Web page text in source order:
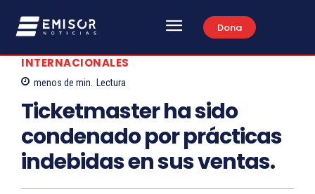
Dona
INTERNACIONALES
menos de min. Lectura
Ticketmaster ha sido
condenado por prácticas
indebidas en sus ventas.